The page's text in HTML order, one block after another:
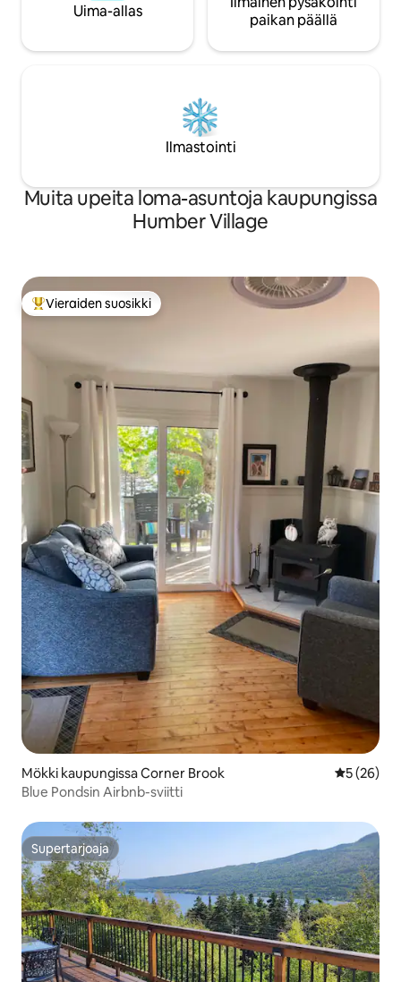
Uima-allas
paikan päällä
Ilmastointi
Muita upeita loma-asuntoja kaupungissa
Humber Village
Vieraiden suosikkien parhaimmistoa
Vieraiden suosikki
Mökki kaupungissa Corner Brook
5 (26)
Blue Pondsin Airbnb-sviitti
Supertarjoaja
Supertarjoaja